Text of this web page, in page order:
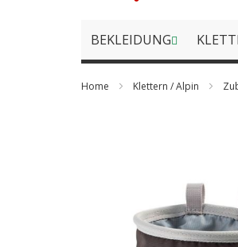
BEKLEIDUNG
Home Klettern / Alpin